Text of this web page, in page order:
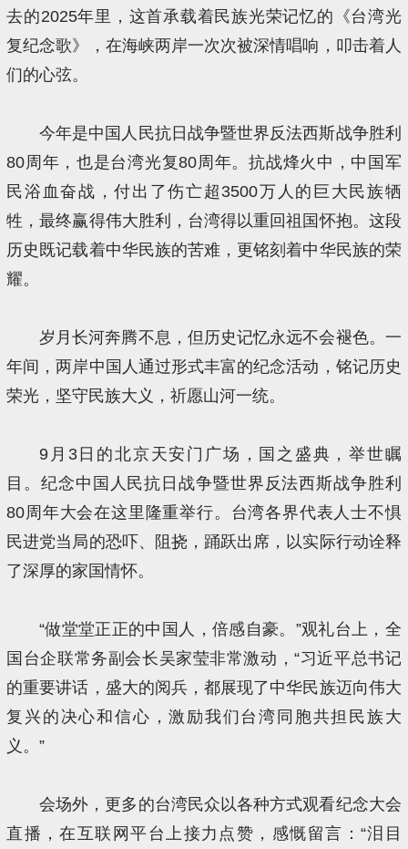
去的2025年里，这首承载着民族光荣记忆的《台湾光
复纪念歌》，在海峡两岸一次次被深情唱响，叩击着人
们的心弦。
今年是中国人民抗日战争暨世界反法西斯战争胜利
80周年，也是台湾光复80周年。抗战烽火中，中国军
民浴血奋战，付出了伤亡超3500万人的巨大民族牺
牲，最终赢得伟大胜利，台湾得以重回祖国怀抱。这段
历史既记载着中华民族的苦难，更铭刻着中华民族的荣
耀。
岁月长河奔腾不息，但历史记忆永远不会褪色。一
年间，两岸中国人通过形式丰富的纪念活动，铭记历史
荣光，坚守民族大义，祈愿山河一统。
9月3日的北京天安门广场，国之盛典，举世瞩
目。纪念中国人民抗日战争暨世界反法西斯战争胜利
80周年大会在这里隆重举行。台湾各界代表人士不惧
民进党当局的恐吓、阻挠，踊跃出席，以实际行动诠释
了深厚的家国情怀。
“做堂堂正正的中国人，倍感自豪。”观礼台上，全
国台企联常务副会长吴家莹非常激动，“习近平总书记
的重要讲话，盛大的阅兵，都展现了中华民族迈向伟大
复兴的决心和信心，激励我们台湾同胞共担民族大
义。”
会场外，更多的台湾民众以各种方式观看纪念大会
直播，在互联网平台上接力点赞，感慨留言：“泪目